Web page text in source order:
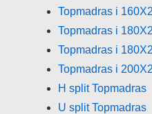
Topmadras i
Topmadras i
Topmadras i
Topmadras i
H split Topmadras
U split Topmadras